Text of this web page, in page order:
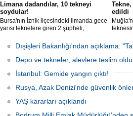
Limana dadandılar, 10 tekneyi
soydular!
Bursa'nın İznik ilçesindeki limanda gece
yarısı teknelere giren 2 şüpheli,
çaldı. Olay, güvenlik kameralarına
yansıdı, tekne sahiplerinin ihbarıyla
jandarma inceleme başlattı.
edildi
Dışişleri Bakanlığı'ndan açıklama:
Depo ve tekneler, alevlere teslim oldu
İstanbul: Gemide yangın çıktı!
Rusya, Azak Denizi'nde güvenlik
YAŞ kararları açıklandı